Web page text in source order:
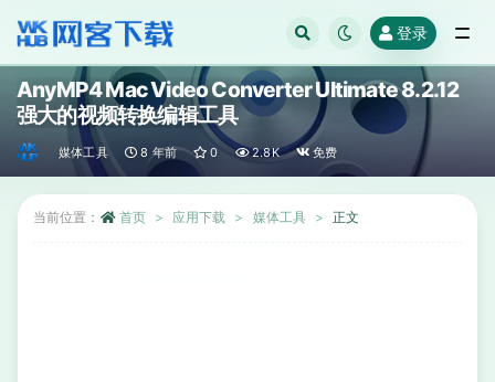
登录
AnyMP4 Mac Video Converter Ultimate 8.2.12
强大的视频转换编辑工具
媒体工具 8 年前 0 2.8K 免费
当前位置： 首页 应用下载 媒体工具 正文
全部